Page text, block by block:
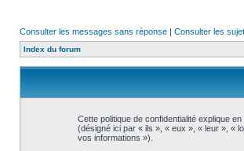
Consulter les messages sans réponse | Consulter les
Index du forum
Cette politique de confidentialité explique
(désigné ici par « ils », « eux », « leur », «
vos informations »).